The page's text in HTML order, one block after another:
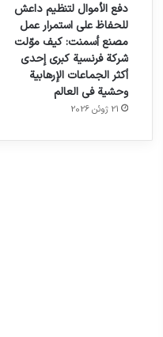
دفع الأموال لتنظيم داعش
للحفاظ على استمرار عمل
مصنع أسمنت: كيف موّلت
شركة فرنسية كبرى إحدى
أكثر الجماعات الإرهابية
وحشية في العالم
21 ژوئن 2026